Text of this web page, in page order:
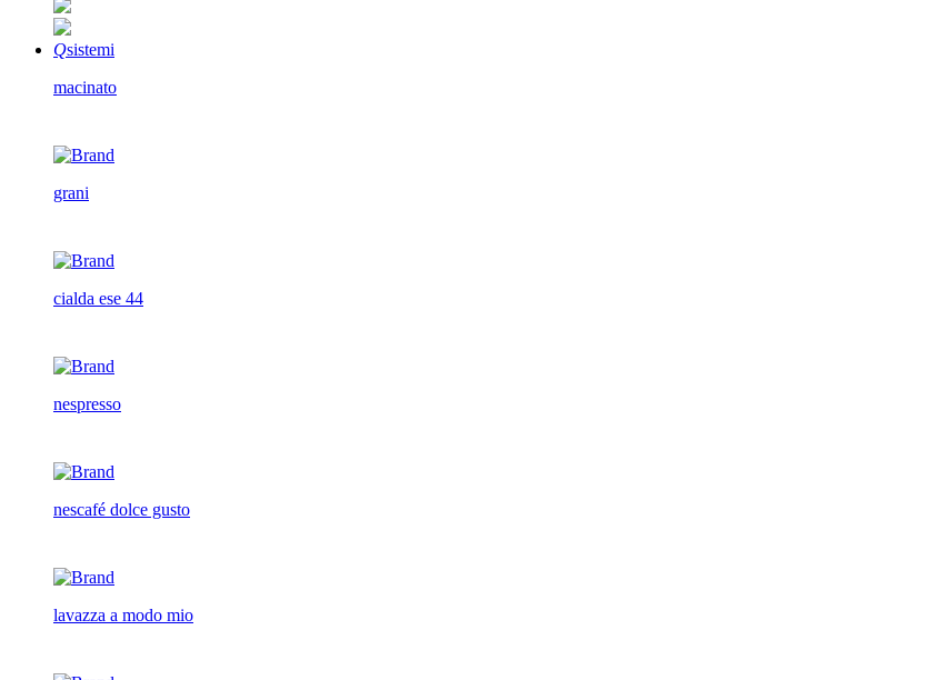
Qsistemi
macinato
grani
cialda ese 44
nespresso
nescafé dolce gusto
lavazza a modo mio